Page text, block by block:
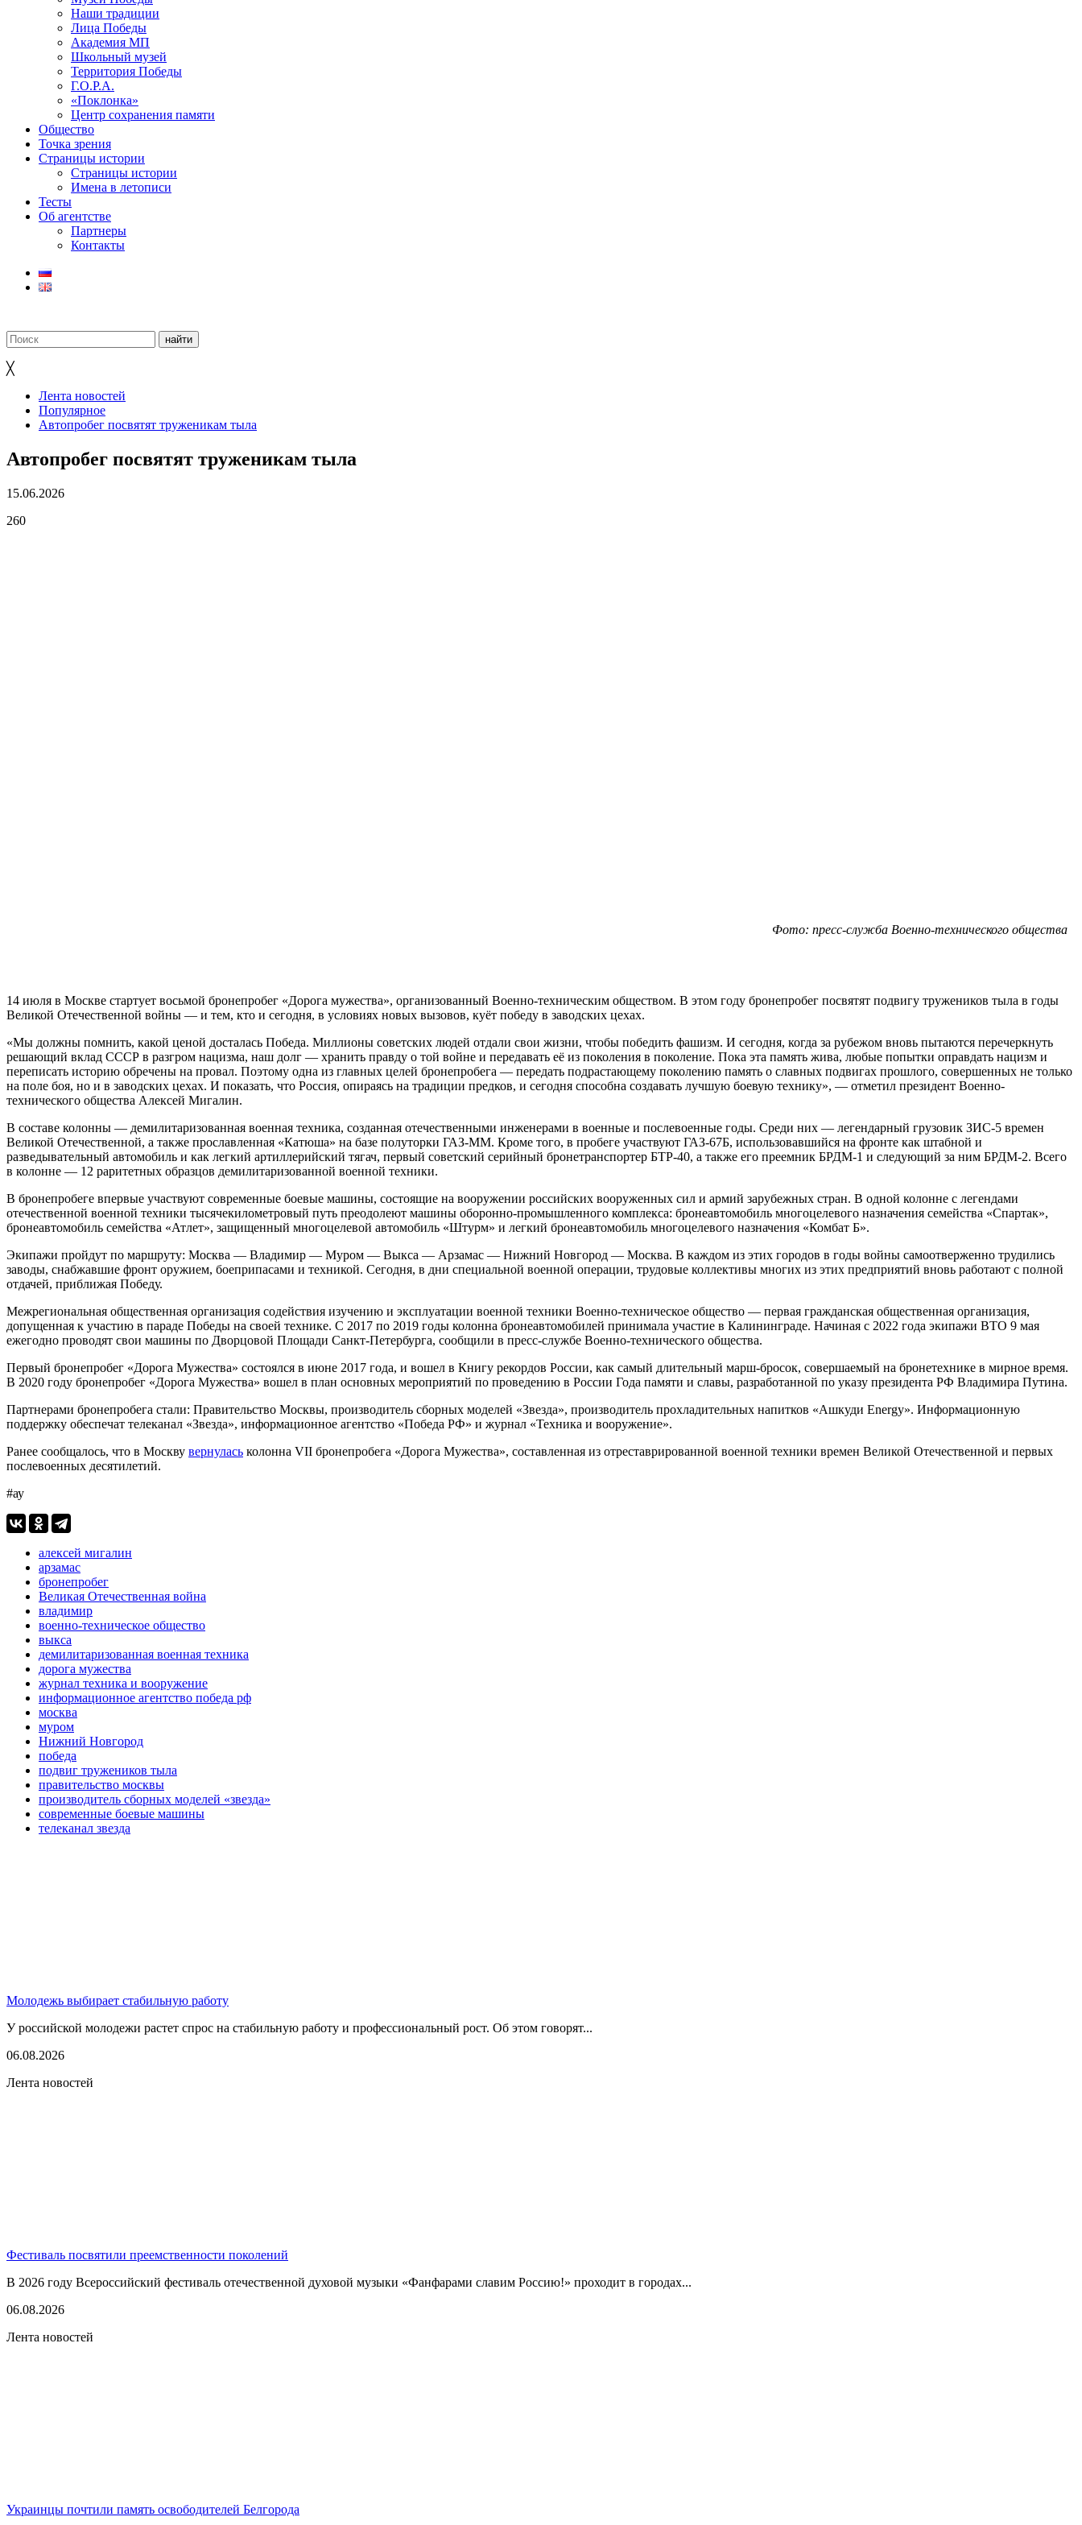
Наши традиции
Лица Победы
Академия МП
Школьный музей
Территория Победы
Г.О.Р.А.
«Поклонка»
Центр сохранения памяти
Общество
Точка зрения
Страницы истории
Страницы истории
Имена в летописи
Тесты
Об агентстве
Партнеры
Контакты
╳
Лента новостей
Популярное
Автопробег посвятят труженикам тыла
Автопробег посвятят труженикам тыла
15.06.2026
260
Фото: пресс-служба Военно-технического общества
14 июля в Москве стартует восьмой бронепробег «Дорога мужества», организованный Военно-техническим обществом. В этом году бронепробег посвятят подвигу тружеников тыла в годы
Великой Отечественной войны — и тем, кто и сегодня, в условиях новых вызовов, куёт победу в заводских цехах.
«Мы должны помнить, какой ценой досталась Победа. Миллионы советских людей отдали свои жизни, чтобы победить фашизм. И сегодня, когда за рубежом вновь пытаются перечеркнуть
решающий вклад СССР в разгром нацизма, наш долг — хранить правду о той войне и передавать её из поколения в поколение. Пока эта память жива, любые попытки оправдать нацизм и
переписать историю обречены на провал. Поэтому одна из главных целей бронепробега — передать подрастающему поколению память о славных подвигах прошлого, совершенных не только
на поле боя, но и в заводских цехах. И показать, что Россия, опираясь на традиции предков, и сегодня способна создавать лучшую боевую технику», — отметил президент Военно-
технического общества Алексей Мигалин.
В составе колонны — демилитаризованная военная техника, созданная отечественными инженерами в военные и послевоенные годы. Среди них — легендарный грузовик ЗИС-5 времен
Великой Отечественной, а также прославленная «Катюша» на базе полуторки ГАЗ-ММ. Кроме того, в пробеге участвуют ГАЗ-67Б, использовавшийся на фронте как штабной и
разведывательный автомобиль и как легкий артиллерийский тягач, первый советский серийный бронетранспортер БТР-40, а также его преемник БРДМ-1 и следующий за ним БРДМ-2. Всего
в колонне — 12 раритетных образцов демилитаризованной военной техники.
В бронепробеге впервые участвуют современные боевые машины, состоящие на вооружении российских вооруженных сил и армий зарубежных стран. В одной колонне с легендами
отечественной военной техники тысячекилометровый путь преодолеют машины оборонно-промышленного комплекса: бронеавтомобиль многоцелевого назначения семейства «Спартак»,
бронеавтомобиль семейства «Атлет», защищенный многоцелевой автомобиль «Штурм» и легкий бронеавтомобиль многоцелевого назначения «Комбат Б».
Экипажи пройдут по маршруту: Москва — Владимир — Муром — Выкса — Арзамас — Нижний Новгород — Москва. В каждом из этих городов в годы войны самоотверженно трудились
заводы, снабжавшие фронт оружием, боеприпасами и техникой. Сегодня, в дни специальной военной операции, трудовые коллективы многих из этих предприятий вновь работают с полной
отдачей, приближая Победу.
Межрегиональная общественная организация содействия изучению и эксплуатации военной техники Военно-техническое общество — первая гражданская общественная организация,
допущенная к участию в параде Победы на своей технике. С 2017 по 2019 годы колонна бронеавтомобилей принимала участие в Калининграде. Начиная с 2022 года экипажи ВТО 9 мая
ежегодно проводят свои машины по Дворцовой Площади Санкт-Петербурга, сообщили в пресс-службе Военно-технического общества.
Первый бронепробег «Дорога Мужества» состоялся в июне 2017 года, и вошел в Книгу рекордов России, как самый длительный марш-бросок, совершаемый на бронетехнике в мирное время.
В 2020 году бронепробег «Дорога Мужества» вошел в план основных мероприятий по проведению в России Года памяти и славы, разработанной по указу президента РФ Владимира Путина.
Партнерами бронепробега стали: Правительство Москвы, производитель сборных моделей «Звезда», производитель прохладительных напитков «Ашкуди Energy». Информационную
поддержку обеспечат телеканал «Звезда», информационное агентство «Победа РФ» и журнал «Техника и вооружение».
Ранее сообщалось, что в Москву вернулась колонна VII бронепробега «Дорога Мужества», составленная из отреставрированной военной техники времен Великой Отечественной и первых
послевоенных десятилетий.
#ау
алексей мигалин
арзамас
бронепробег
Великая Отечественная война
владимир
военно-техническое общество
выкса
демилитаризованная военная техника
дорога мужества
журнал техника и вооружение
информационное агентство победа рф
москва
муром
Нижний Новгород
победа
подвиг тружеников тыла
правительство москвы
производитель сборных моделей «звезда»
современные боевые машины
телеканал звезда
Молодежь выбирает стабильную работу
У российской молодежи растет спрос на стабильную работу и профессиональный рост. Об этом говорят...
06.08.2026
Лента новостей
Фестиваль посвятили преемственности поколений
В 2026 году Всероссийский фестиваль отечественной духовой музыки «Фанфарами славим Россию!» проходит в городах...
06.08.2026
Лента новостей
Украинцы почтили память освободителей Белгорода